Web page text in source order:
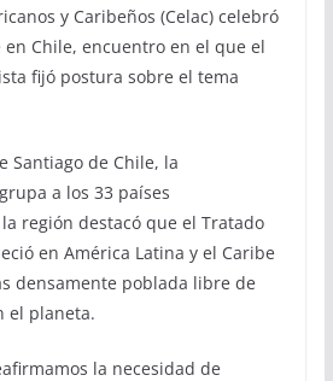
y Caribeños (Celac) celebró
Chile, encuentro en el que el
fijó postura sobre el tema
Santiago de Chile, la
a los 33 países
región destacó que el Tratado
en América Latina y el Caribe
densamente poblada libre de
el planeta.
la necesidad de